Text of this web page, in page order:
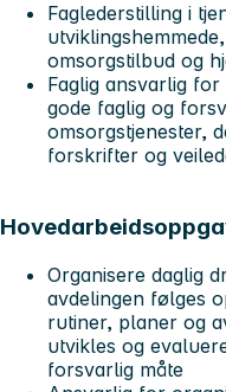
Faglederstilling i
omsorgstilbud og
Faglig ansvarlig
gode faglig og
omsorgstjenester,
forskrifter og
Organisere daglig
avdelingen følges
rutiner, planer og
utvikles og
forsvarlig måte